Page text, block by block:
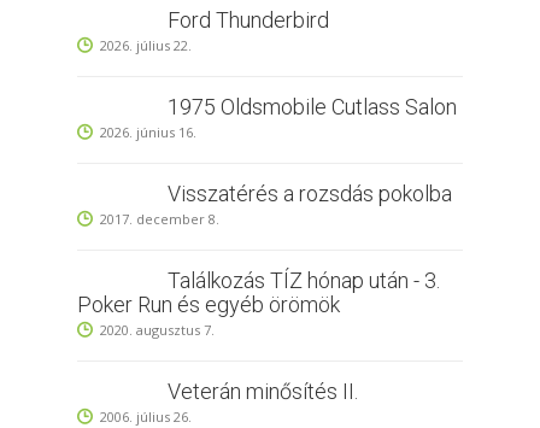
Ford Thunderbird
2026. július 22.
1975 Oldsmobile Cutlass Salon
2026. június 16.
Visszatérés a rozsdás pokolba
2017. december 8.
Találkozás TÍZ hónap után - 3.
Poker Run és egyéb örömök
2020. augusztus 7.
Veterán minősítés II.
2006. július 26.